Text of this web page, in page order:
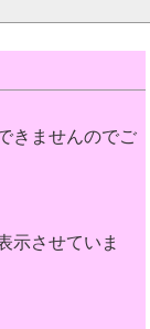
きませんのでご
示させていま